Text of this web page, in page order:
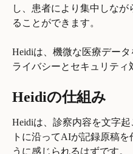
し、患者により集中しな
ることができます。
Heidiは、機微な医療デー
ライバシーとセキュリティ
Heidiの仕組み
Heidiは、診察内容を文字
トに沿ってAIが記録原稿
うに感じられるはずです。